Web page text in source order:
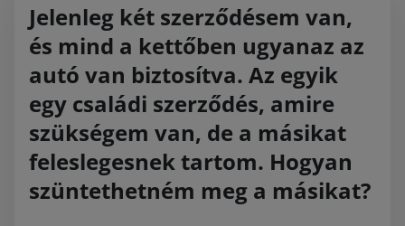
Jelenleg két szerződésem van,
és mind a kettőben ugyanaz az
autó van biztosítva. Az egyik
egy családi szerződés, amire
szükségem van, de a másikat
feleslegesnek tartom. Hogyan
szüntethetném meg a másikat?